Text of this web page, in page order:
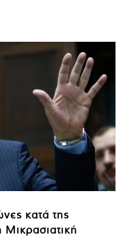
κατά της